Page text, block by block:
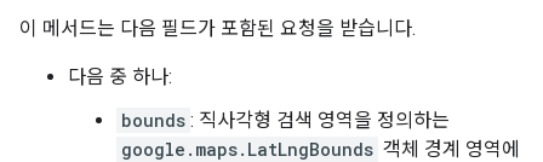
이 메서드는 다음 필드가 포함된 요청을 받습니다.
다음 중 하나:
bounds : 직사각형 검색 영역을 정의하는
google.maps.LatLngBounds 객체 경계 영역에